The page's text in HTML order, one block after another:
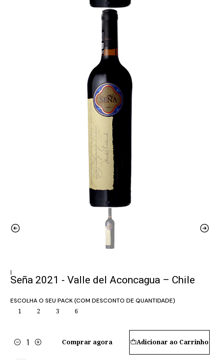
|
Seña 2021 - Valle del Aconcagua – Chile
ESCOLHA O SEU PACK (COM DESCONTO DE QUANTIDADE)
1 2 3 6
Quantidade
Adicionar ao Carrinho
Comprar agora